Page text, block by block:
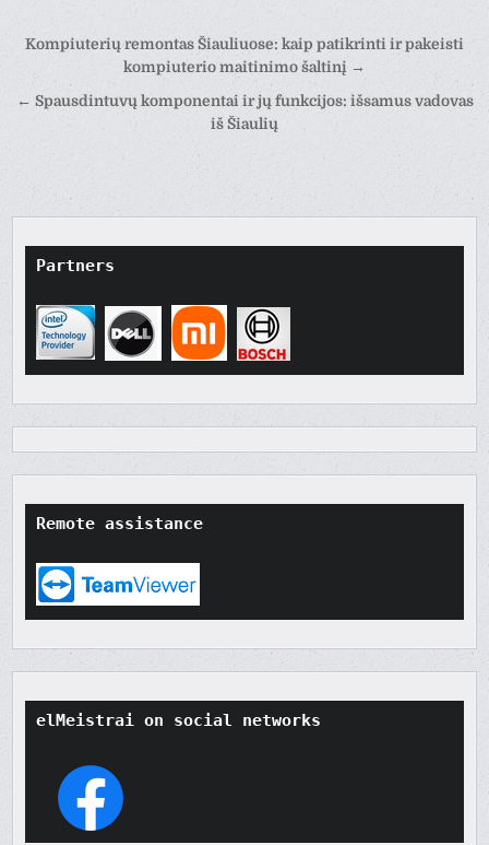
Post
navigation
Kompiuterių remontas Šiauliuose: kaip patikrinti ir pakeisti
kompiuterio maitinimo šaltinį →
← Spausdintuvų komponentai ir jų funkcijos: išsamus vadovas
iš Šiaulių
Partners
Remote assistance
elMeistrai on social networks